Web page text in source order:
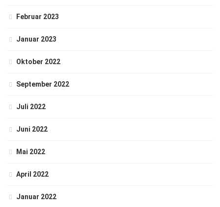
Februar 2023
Januar 2023
Oktober 2022
September 2022
Juli 2022
Juni 2022
Mai 2022
April 2022
Januar 2022